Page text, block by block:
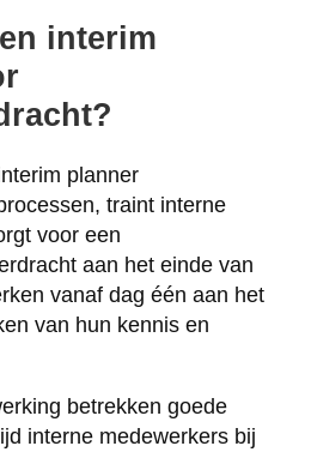
interim
planner
traint interne
voor een
aan het einde van
vanaf dag één aan het
van hun kennis en
betrekken goede
interne medewerkers bij